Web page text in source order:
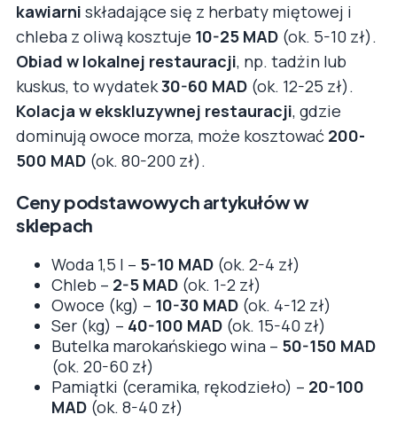
kawiarni składające się z herbaty miętowej i
chleba z oliwą kosztuje 10-25 MAD (ok. 5-10 zł).
Obiad w lokalnej restauracji, np. tadżin lub
kuskus, to wydatek30-60 MAD (ok. 12-25 zł).
Kolacja w ekskluzywnej restauracji, gdzie
dominują owoce morza, może kosztować 200-
500 MAD (ok. 80-200 zł).
Ceny podstawowych artykułów w
sklepach
Woda 1,5 l – 5-10 MAD (ok. 2-4 zł)
Chleb – 2-5 MAD (ok. 1-2 zł)
Owoce (kg) – 10-30 MAD (ok. 4-12 zł)
Ser (kg) – 40-100 MAD (ok. 15-40 zł)
Butelka marokańskiego wina – 50-150 MAD
(ok. 20-60 zł)
Pamiątki (ceramika, rękodzieło) – 20-100
MAD (ok. 8-40 zł)